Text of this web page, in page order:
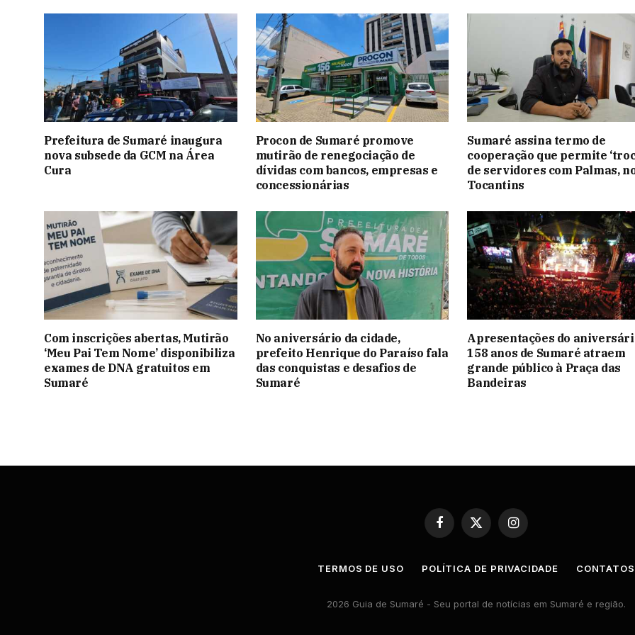
Prefeitura de Sumaré inaugura
nova subsede da GCM na Área
Cura
Procon de Sumaré promove
mutirão de renegociação de
dívidas com bancos, empresas e
concessionárias
Sumaré assina termo de
cooperação que permite
de servidores com Palmas,
Tocantins
Com inscrições abertas, Mutirão
‘Meu Pai Tem Nome’ disponibiliza
exames de DNA gratuitos em
Sumaré
No aniversário da cidade,
prefeito Henrique do Paraíso fala
das conquistas e desafios de
Sumaré
Apresentações do
158 anos de Sumaré atraem
grande público à Praça das
Bandeiras
Facebook
X
Instagram
TERMOS DE USO POLÍTICA DE PRIVACIDADE CONTATOS
2026 Guia de Sumaré - Seu portal de notícias em Sumaré e região.